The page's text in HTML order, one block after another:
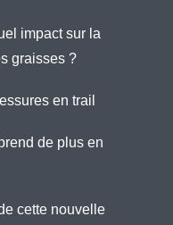
impact sur la
graisses ?
en trail
de plus en
cette nouvelle